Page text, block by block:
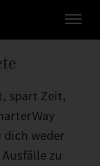
spart Zeit,
dich weder
zu